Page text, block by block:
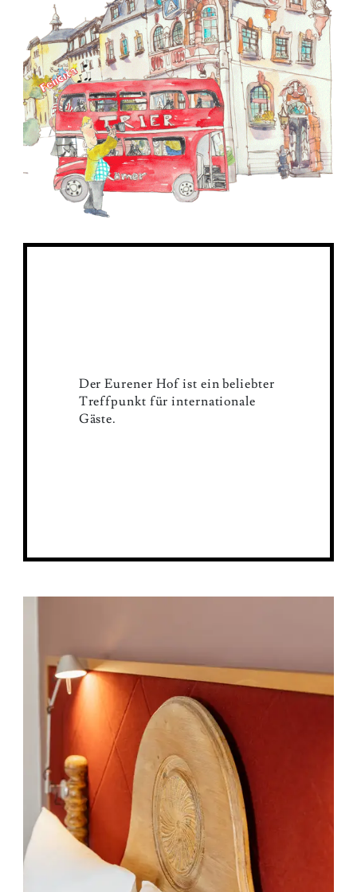
Der Eurener Hof ist ein beliebter
Treffpunkt für internationale
Gäste.